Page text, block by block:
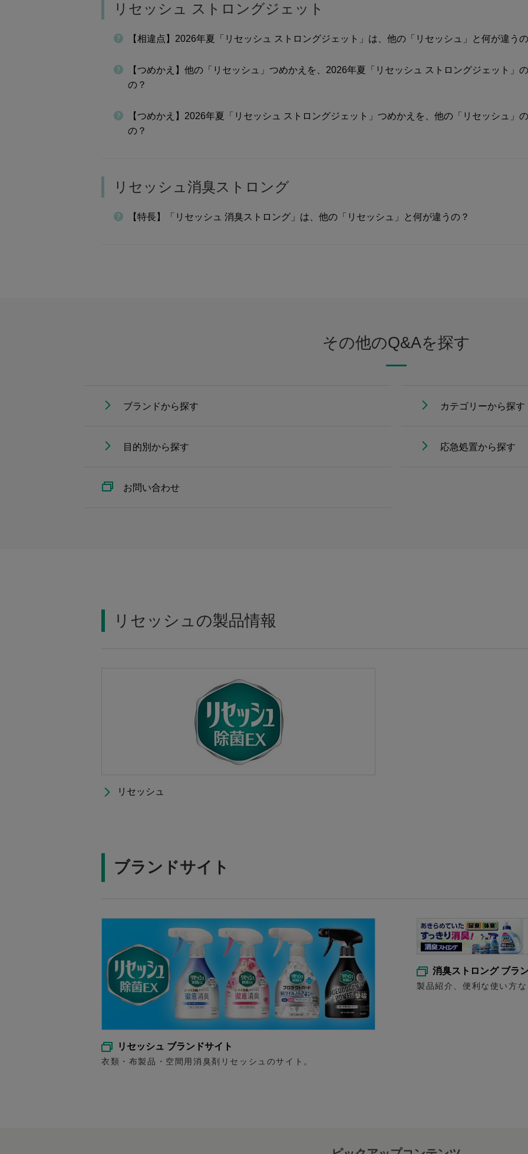
リセッシュ ストロングジェット
【相違点】2026年夏「リセッシュ ストロングジェット」は、他の「リセッシュ」と何が違うの
【つめかえ】他の「リセッシュ」つめかえを、2026年夏「リセッシュ ストロングジェット」
の？
【つめかえ】2026年夏「リセッシュ ストロングジェット」つめかえを、他の「リセッシュ」
の？
リセッシュ消臭ストロング
【特長】「リセッシュ 消臭ストロング」は、他の「リセッシュ」と何が違うの？
その他のQ&Aを探す
ブランドから探す カテゴリーから探す
目的別から探す 応急処置から探す
お問い合わせ
リセッシュの製品情報
リセッシュ
ブランドサイト
リセッシュ ブランドサイト
衣類・布製品・空間用消臭剤リセッシュのサイト。
消臭ストロング ブラ
製品紹介、便利な使い方な